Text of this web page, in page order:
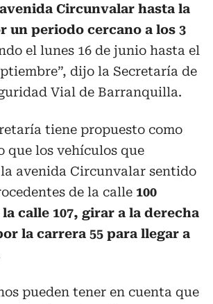
Circunvalar hasta la
un periodo cercano a los 3
el lunes 16 de junio hasta el
dijo la Secretaría de
Vial de Barranquilla.
tiene propuesto como
que los vehículos que
avenida Circunvalar sentido
de la calle 100
calle 107, girar a la derecha
la carrera 55 para llegar a
pueden tener en cuenta que